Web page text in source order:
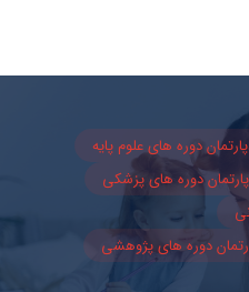
دوره های علوم پایه
دوره های پزشکی
دوره های پژوهشی